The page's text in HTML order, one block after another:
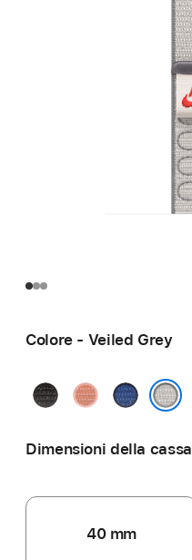
Colore - Veiled Grey
MidnightAlpenglow
Blue
Ribbon
Dimensioni della cassa
40 mm